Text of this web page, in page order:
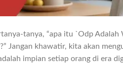
tanya, “apa itu `Odp
Jangan khawatir, kita akan
impian setiap orang di era